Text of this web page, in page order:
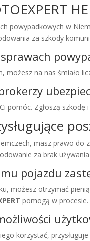
powypadkowych w
za szkody
możesz na nas śmiało
pomóc. Zgłoszą
masz prawo
za brak
pojazdu
możesz otrzymać
pomogą w procesie.
korzystać,